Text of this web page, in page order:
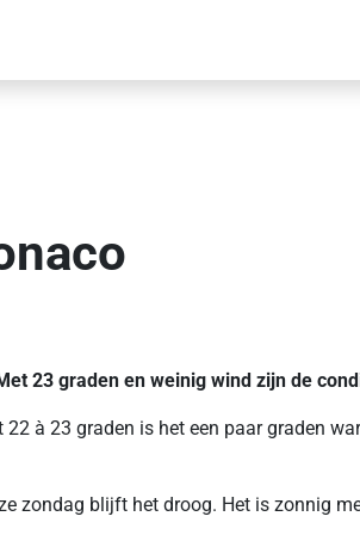
23 graden en weinig wind zijn de
à 23 graden is het een paar graden
zondag blijft het droog. Het is zonnig